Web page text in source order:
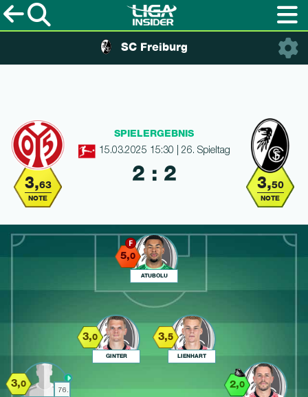
SC Freiburg
3,63
NOTE
3,50
NOTE
SPIELERGEBNIS
15.03.2025 15:30 | 26. Spieltag
2 : 2
5,0
ATUBOLU
3,0
GINTER
3,5
LIENHART
76.
3,0 2,0